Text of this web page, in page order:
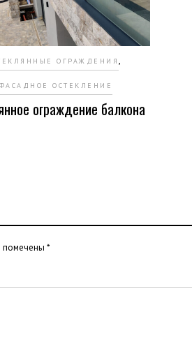
ОГРАЖДЕНИЯ,
ФАСАДНОЕ ОСТЕКЛЕНИЕ
ограждение балкона
помечены *